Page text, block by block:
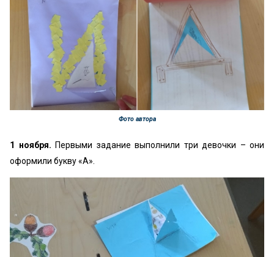
Фото автора
1 ноября. Первыми задание выполнили три девочки – они
оформили букву «А».